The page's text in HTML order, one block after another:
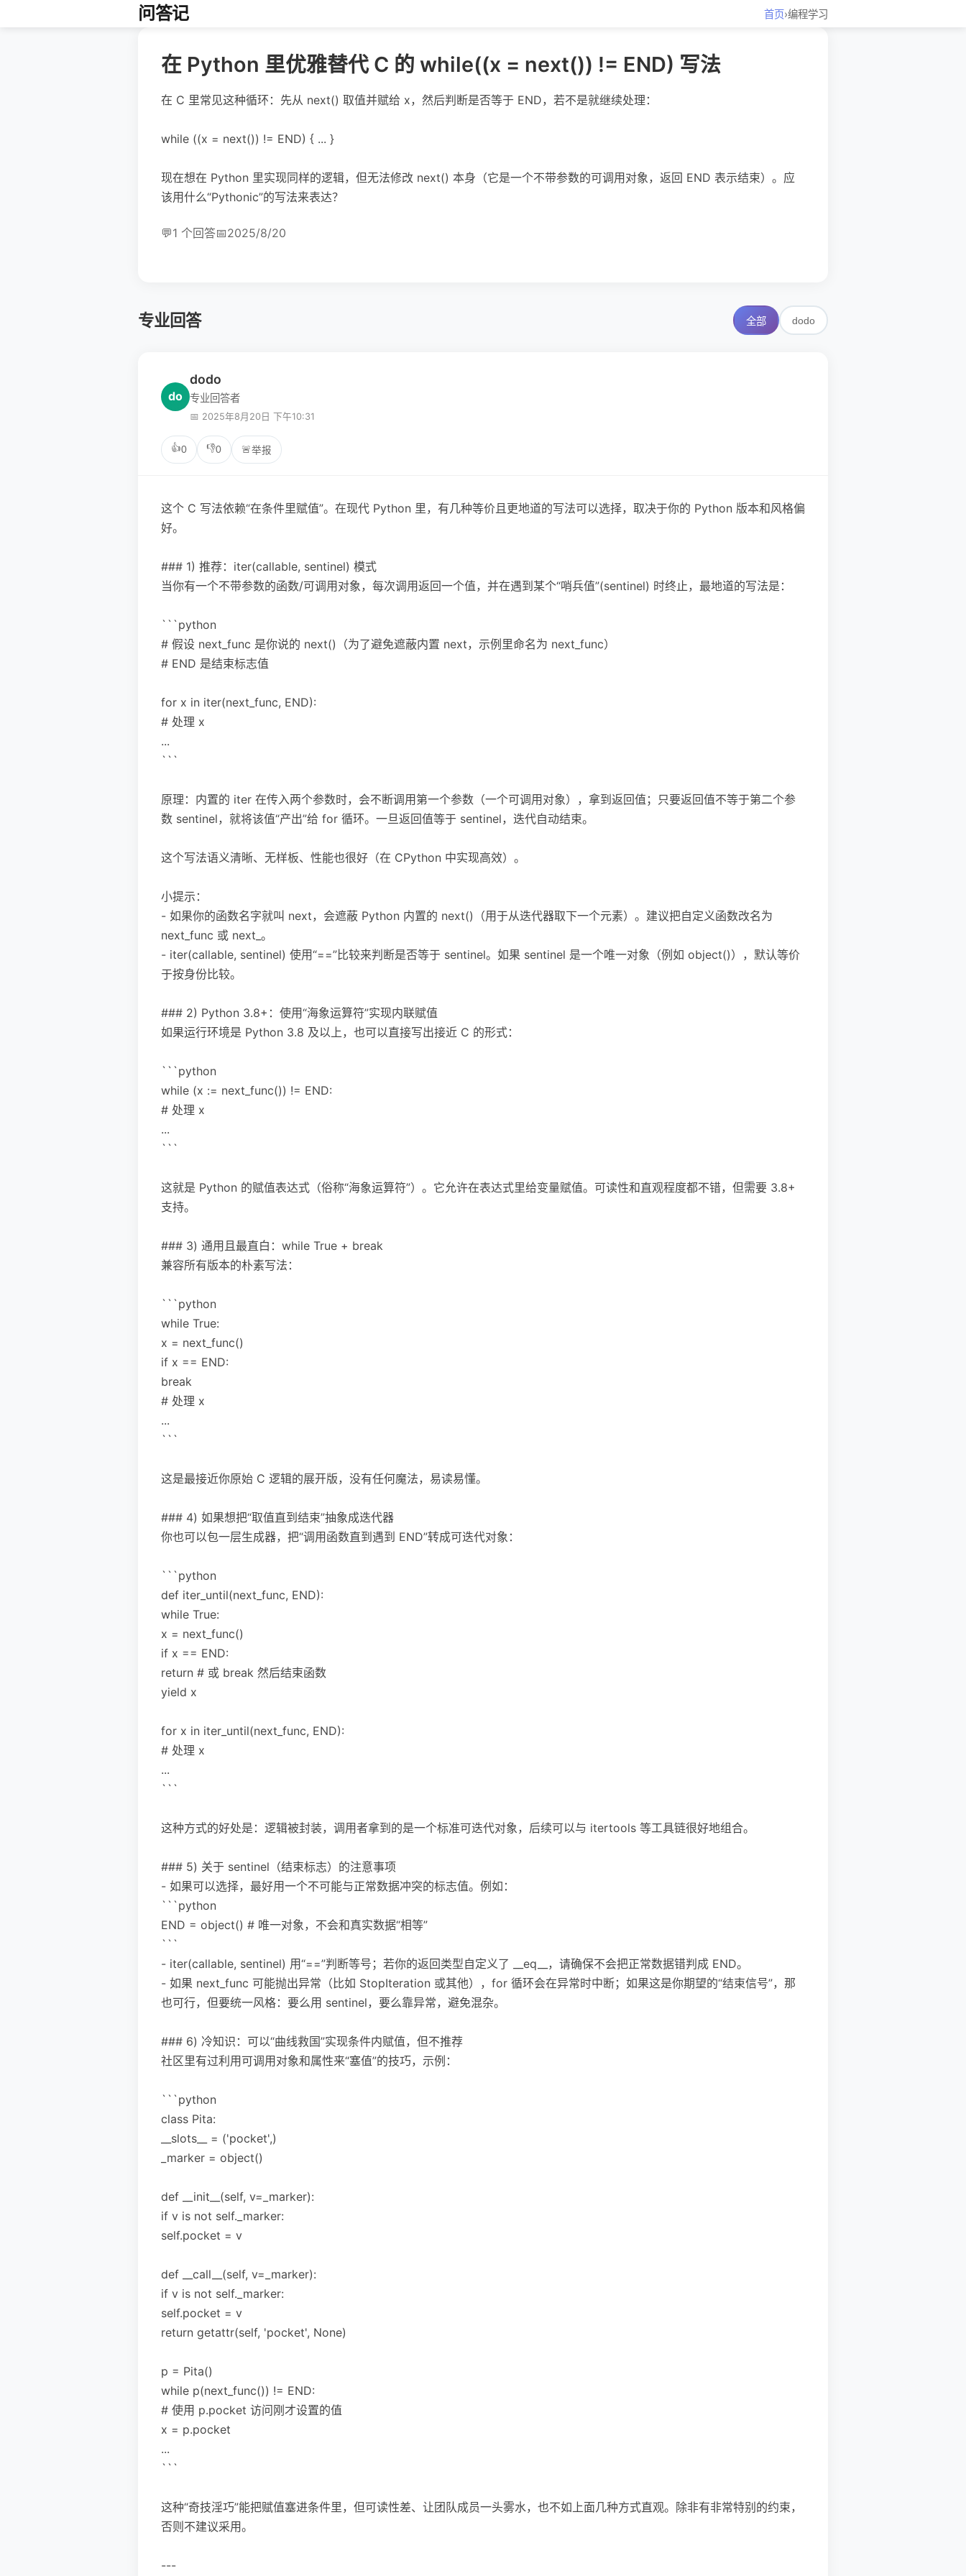
问答记 首页›编程学习
在 Python 里优雅替代 C 的 while((x = next()) != END) 写法
在 C 里常见这种循环：先从 next() 取值并赋给 x，然后判断是否等于 END，若不是就继续处理：
while ((x = next()) != END) { ... }
现在想在 Python 里实现同样的逻辑，但无法修改 next() 本身（它是一个不带参数的可调用对象，返回 END 表示结束）。应
该用什么“Pythonic”的写法来表达？
💬1 个回答📅2025/8/20
专业回答 全部 dodo
do
dodo
专业回答者
📅 2025年8月20日 下午10:31
👍0 👎0 🚨举报
这个 C 写法依赖“在条件里赋值”。在现代 Python 里，有几种等价且更地道的写法可以选择，取决于你的 Python 版本和风格偏
好。
### 1) 推荐：iter(callable, sentinel) 模式
当你有一个不带参数的函数/可调用对象，每次调用返回一个值，并在遇到某个“哨兵值”(sentinel) 时终止，最地道的写法是：
```python
# 假设 next_func 是你说的 next()（为了避免遮蔽内置 next，示例里命名为 next_func）
# END 是结束标志值
for x in iter(next_func, END):
# 处理 x
...
```
原理：内置的 iter 在传入两个参数时，会不断调用第一个参数（一个可调用对象），拿到返回值；只要返回值不等于第二个参
数 sentinel，就将该值“产出”给 for 循环。一旦返回值等于 sentinel，迭代自动结束。
这个写法语义清晰、无样板、性能也很好（在 CPython 中实现高效）。
小提示：
- 如果你的函数名字就叫 next，会遮蔽 Python 内置的 next()（用于从迭代器取下一个元素）。建议把自定义函数改名为
next_func 或 next_。
- iter(callable, sentinel) 使用“==”比较来判断是否等于 sentinel。如果 sentinel 是一个唯一对象（例如 object()），默认等价
于按身份比较。
### 2) Python 3.8+：使用“海象运算符”实现内联赋值
如果运行环境是 Python 3.8 及以上，也可以直接写出接近 C 的形式：
```python
while (x := next_func()) != END:
# 处理 x
...
```
这就是 Python 的赋值表达式（俗称“海象运算符”）。它允许在表达式里给变量赋值。可读性和直观程度都不错，但需要 3.8+
支持。
### 3) 通用且最直白：while True + break
兼容所有版本的朴素写法：
```python
while True:
x = next_func()
if x == END:
break
# 处理 x
...
```
这是最接近你原始 C 逻辑的展开版，没有任何魔法，易读易懂。
### 4) 如果想把“取值直到结束”抽象成迭代器
你也可以包一层生成器，把“调用函数直到遇到 END”转成可迭代对象：
```python
def iter_until(next_func, END):
while True:
x = next_func()
if x == END:
return # 或 break 然后结束函数
yield x
for x in iter_until(next_func, END):
# 处理 x
...
```
这种方式的好处是：逻辑被封装，调用者拿到的是一个标准可迭代对象，后续可以与 itertools 等工具链很好地组合。
### 5) 关于 sentinel（结束标志）的注意事项
- 如果可以选择，最好用一个不可能与正常数据冲突的标志值。例如：
```python
END = object() # 唯一对象，不会和真实数据“相等”
```
- iter(callable, sentinel) 用“==”判断等号；若你的返回类型自定义了 __eq__，请确保不会把正常数据错判成 END。
- 如果 next_func 可能抛出异常（比如 StopIteration 或其他），for 循环会在异常时中断；如果这是你期望的“结束信号”，那
也可行，但要统一风格：要么用 sentinel，要么靠异常，避免混杂。
### 6) 冷知识：可以“曲线救国”实现条件内赋值，但不推荐
社区里有过利用可调用对象和属性来“塞值”的技巧，示例：
```python
class Pita:
__slots__ = ('pocket',)
_marker = object()
def __init__(self, v=_marker):
if v is not self._marker:
self.pocket = v
def __call__(self, v=_marker):
if v is not self._marker:
self.pocket = v
return getattr(self, 'pocket', None)
p = Pita()
while p(next_func()) != END:
# 使用 p.pocket 访问刚才设置的值
x = p.pocket
...
```
这种“奇技淫巧”能把赋值塞进条件里，但可读性差、让团队成员一头雾水，也不如上面几种方式直观。除非有非常特别的约束，
否则不建议采用。
---